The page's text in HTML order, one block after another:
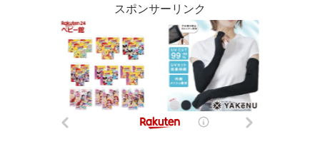
スポンサーリンク